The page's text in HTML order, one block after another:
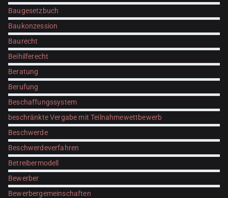
Baugesetzbuch
Baukonzession
Baurecht
Beihilferecht
Beratung
Berufung
Beschaffungssystem
beschränkte Vergabe mit Teilnahmewettbewerb
Beschwerde
Beschwerdeverfahren
Betreibermodell
Bewerber
Bewerbergemeinschaften